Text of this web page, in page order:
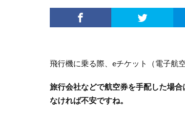
飛行機に乗る際、eチケット（電子航
旅行会社などで航空券を手配した場
なければ不安ですね。